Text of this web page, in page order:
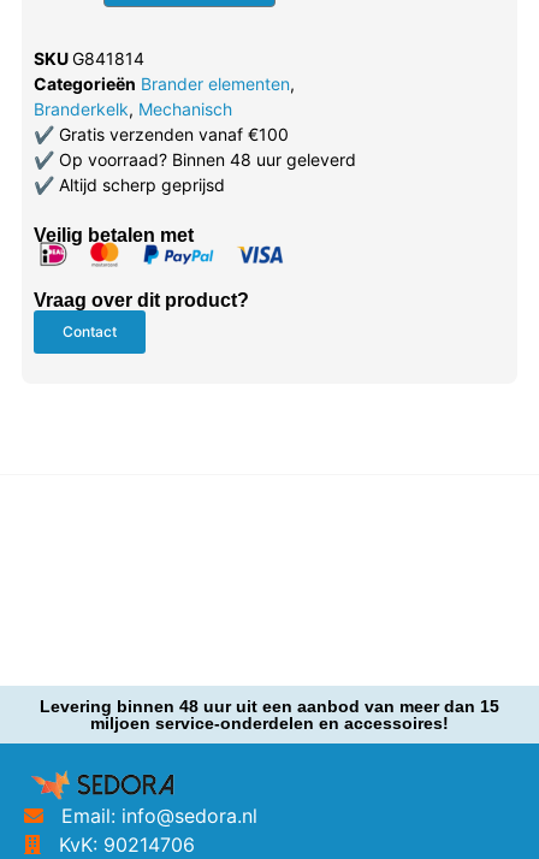
SKUG841814
Categorieën Brander elementen,
Branderkelk, Mechanisch
✔Gratis verzenden vanaf €100
✔Op voorraad? Binnen 48 uur geleverd
✔Altijd scherp geprijsd
Veilig betalen met
Vraag over dit product?
Contact
Levering binnen 48 uur uit een aanbod van meer dan 15
miljoen service-onderdelen en accessoires!
Email: info@sedora.nl
KvK: 90214706